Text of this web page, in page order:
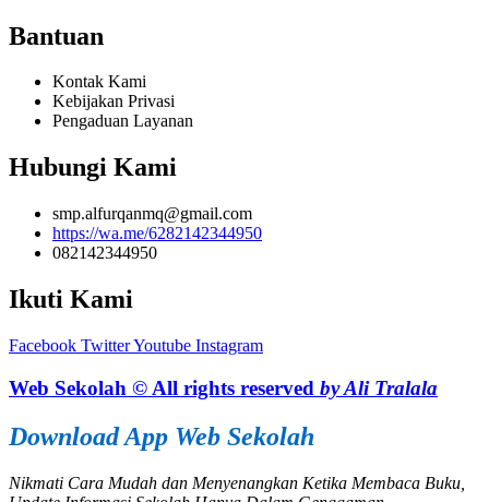
Bantuan
Kontak Kami
Kebijakan Privasi
Pengaduan Layanan
Hubungi Kami
smp.alfurqanmq@gmail.com
https://wa.me/6282142344950
082142344950
Ikuti Kami
Facebook TwitterYoutube Instagram
Web Sekolah © All rights reserved by Ali Tralala
Download App Web Sekolah
Nikmati Cara Mudah dan Menyenangkan Ketika Membaca Buku,